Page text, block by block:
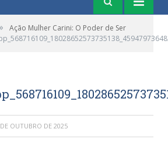
Ação Mulher Carini: O Poder de Ser
OUTUBRO DE 2025